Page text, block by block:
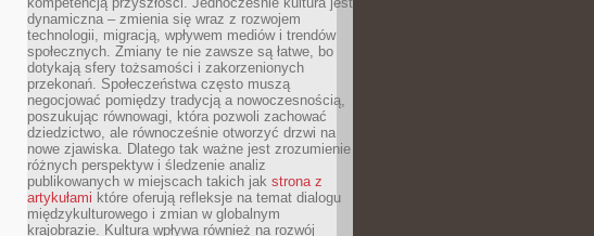
dynamiczna – zmienia się wraz z rozwojem
technologii, migracją, wpływem mediów i trendów
społecznych. Zmiany te nie zawsze są łatwe, bo
dotykają sfery tożsamości i zakorzenionych
przekonań. Społeczeństwa często muszą
negocjować pomiędzy tradycją a nowoczesnością,
poszukując równowagi, która pozwoli zachować
dziedzictwo, ale równocześnie otworzyć drzwi na
nowe zjawiska. Dlatego tak ważne jest zrozumienie
różnych perspektyw i śledzenie analiz
publikowanych w miejscach takich jak strona z
artykułami które oferują refleksje na temat dialogu
międzykulturowego i zmian w globalnym
krajobrazie. Kultura wpływa również na rozwój